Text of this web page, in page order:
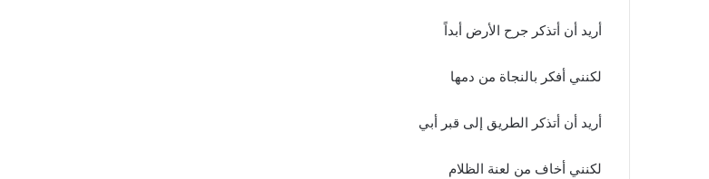
أريد أن أتذكر جرح الأرض أبداً
لكنني أفكر بالنجاة من دمها
أريد أن أتذكر الطريق إلى قبر أبي
لكنني أخاف من لعنة الظلام